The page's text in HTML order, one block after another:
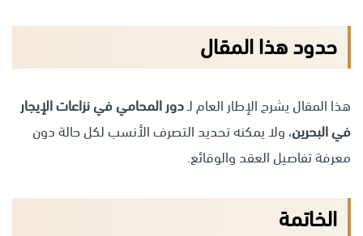
حدود هذا المقال
هذا المقال يشرح الإطار العام لـدور المحامي في نزاعات الإيجار
في البحرين، ولا يمكنه تحديد التصرف الأنسب لكل حالة دون
معرفة تفاصيل العقد والوقائع.
الخاتمة